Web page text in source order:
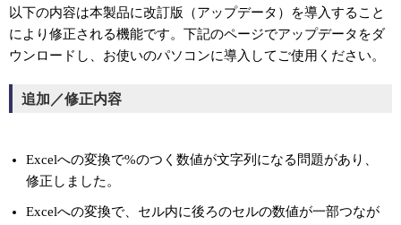
以下の内容は本製品に改訂版（アップデータ）を導入すること
により修正される機能です。下記のページでアップデータをダ
ウンロードし、お使いのパソコンに導入してご使用ください。
追加／修正内容
Excelへの変換で%のつく数値が文字列になる問題があり、
修正しました。
Excelへの変換で、セル内に後ろのセルの数値が一部つなが